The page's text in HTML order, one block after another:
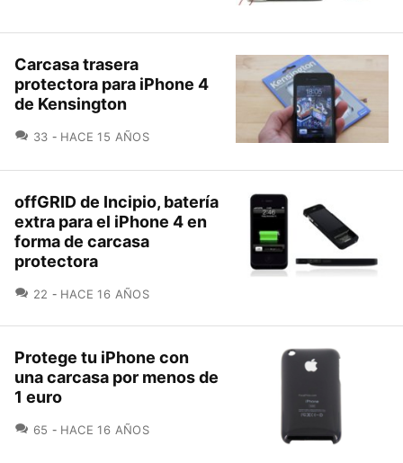
Carcasa trasera
protectora para iPhone 4
de Kensington
33 COMENTARIOS
HACE 15 AÑOS
offGRID de Incipio, batería
extra para el iPhone 4 en
forma de carcasa
protectora
22 COMENTARIOS
HACE 16 AÑOS
Protege tu iPhone con
una carcasa por menos de
1 euro
65 COMENTARIOS
HACE 16 AÑOS